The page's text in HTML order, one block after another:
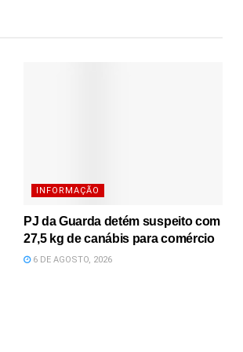
INFORMAÇÃO
PJ da Guarda detém suspeito com
27,5 kg de canábis para comércio
6 DE AGOSTO, 2026